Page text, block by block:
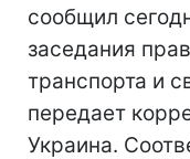
сообщил
заседания
транспорта и
передает
Украина.